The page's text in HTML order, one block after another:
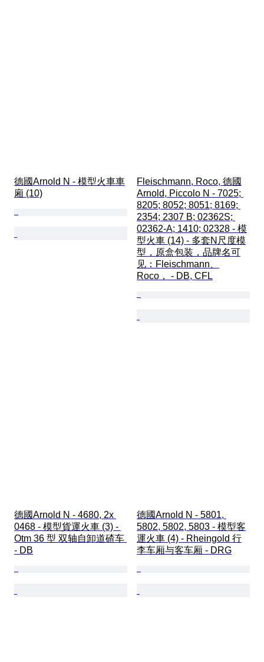
德國Arnold N - 模型火車車
廂 (10)
Fleischmann, Roco, 德國
Arnold, Piccolo N - 7025;
8205; 8052; 8051; 8169;
2354; 2307 B; 02362S;
02362-A; 1410; 02328 - 模
型火車 (14) - 多套N尺度模
型，原盒包装，品牌名可
见：Fleischmann、
Roco， - DB, CFL
德國Arnold N - 4680, 2x
0468 - 模型貨運火車 (3) -
Otm 36 型 双轴自卸道碴车
- DB
德國Arnold N - 5801,
5802, 5802, 5803 - 模型客
運火車 (4) - Rheingold 行
李车厢与客车厢 - DRG